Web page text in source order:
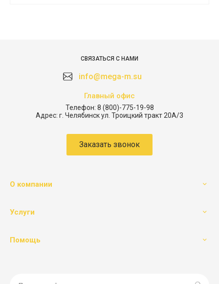
СВЯЗАТЬСЯ С НАМИ
info@mega-m.su
Главный офис
Телефон: 8 (800)-775-19-98
Адрес: г. Челябинск ул. Троицкий тракт 20А/3
Заказать звонок
О компании
Услуги
Помощь